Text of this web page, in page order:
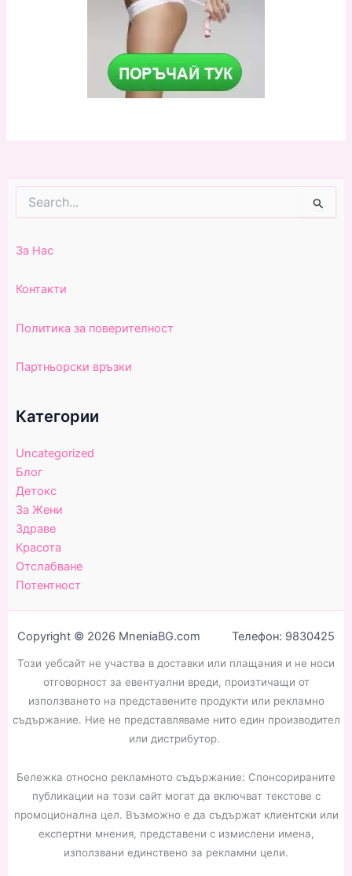
for:
За Нас
Контакти
Политика за поверителност
Партньорски връзки
Категории
Uncategorized
Блог
Детокс
За Жени
Здраве
Красота
Отслабване
Потентност
Copyright © 2026 MneniaBG.com Телефон: 9830425
Този уебсайт не участва в доставки или плащания и не носи
отговорност за евентуални вреди, произтичащи от
използването на представените продукти или рекламно
съдържание. Ние не представляваме нито един производител
или дистрибутор.
Бележка относно рекламното съдържание: Спонсорираните
публикации на този сайт могат да включват текстове с
промоционална цел. Възможно е да съдържат клиентски или
експертни мнения, представени с измислени имена,
използвани единствено за рекламни цели.